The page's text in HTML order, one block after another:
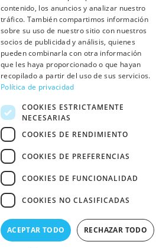
CONTACTO
contenido, los anuncios y analizar nuestro
tráfico. También compartimos información
sobre su uso de nuestro sitio con nuestros
socios de publicidad y análisis, quienes
pueden combinarla con otra información
que les haya proporcionado o que hayan
recopilado a partir del uso de sus servicios.
Política de privacidad
COOKIES ESTRICTAMENTE
NECESARIAS
COOKIES DE RENDIMIENTO
COOKIES DE PREFERENCIAS
COOKIES DE FUNCIONALIDAD
COOKIES NO CLASIFICADAS
ACEPTAR TODO RECHAZAR TODO